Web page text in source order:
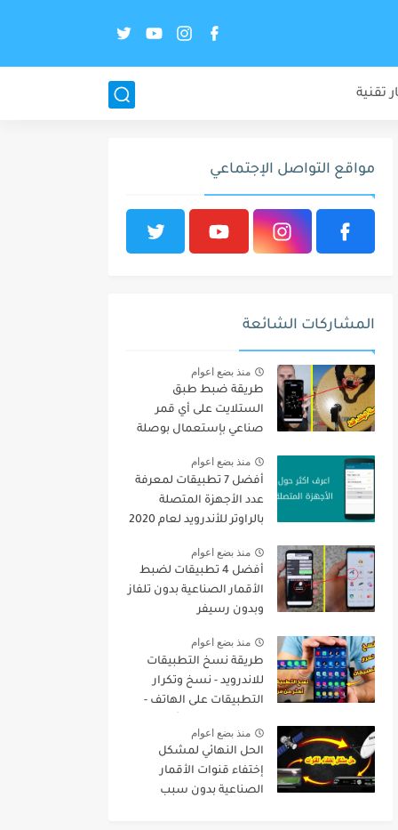
تقنية
مواقع التواصل الإجتماعي
المشاركات الشائعة
منذ بضع اعوام
طريقة ضبط طبق
الستلايت على أي قمر
صناعي بإستعمال بوصلة
القنوات
منذ بضع اعوام
أفضل 7 تطبيقات لمعرفة
عدد الأجهزة المتصلة
بالراوتر للأندرويد لعام 2020
منذ بضع اعوام
أفضل 4 تطبيقات لضبط
الأقمار الصناعية بدون تلفاز
وبدون رسيفر
منذ بضع اعوام
طريقة نسخ التطبيقات
للاندرويد - نسخ وتكرار
التطبيقات على الهاتف -
مرة
منذ بضع اعوام
الحل النهائي لمشكل
إختفاء قنوات الأقمار
الصناعية بدون سبب